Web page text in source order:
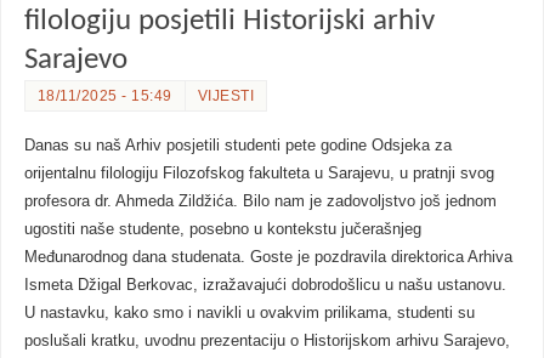
filologiju posjetili Historijski arhiv
Sarajevo
18/11/2025 - 15:49 VIJESTI
Danas su naš Arhiv posjetili studenti pete godine Odsjeka za
orijentalnu filologiju Filozofskog fakulteta u Sarajevu, u pratnji svog
profesora dr. Ahmeda Zildžića. Bilo nam je zadovoljstvo još jednom
ugostiti naše studente, posebno u kontekstu jučerašnjeg
Međunarodnog dana studenata. Goste je pozdravila direktorica Arhiva
Ismeta Džigal Berkovac, izražavajući dobrodošlicu u našu ustanovu.
U nastavku, kako smo i navikli u ovakvim prilikama, studenti su
poslušali kratku, uvodnu prezentaciju o Historijskom arhivu Sarajevo,